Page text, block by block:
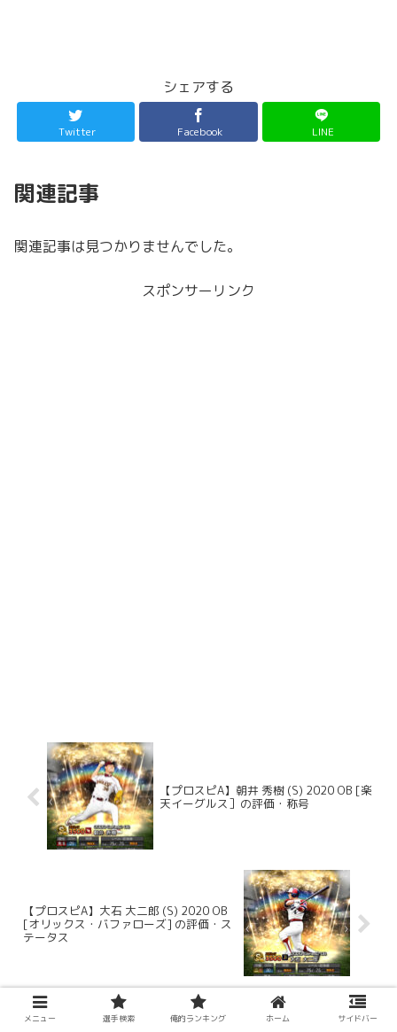
シェアする
Twitter Facebook LINE
関連記事
関連記事は見つかりませんでした。
スポンサーリンク
【プロスピA】朝井 秀樹 (S) 2020 OB [楽
天イーグルス］の評価・称号
【プロスピA】大石 大二郎 (S) 2020 OB
[オリックス・バファローズ] の評価・ス
テータス
メニュー 選手検索 俺的ランキング ホーム サイドバー